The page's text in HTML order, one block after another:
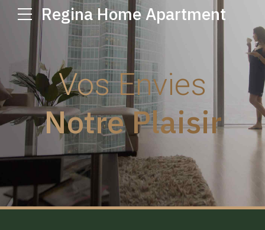
Regina Home Apartment
Vos Envies
Notre Plaisir